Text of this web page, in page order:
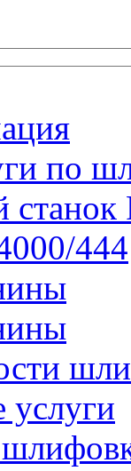
по
444